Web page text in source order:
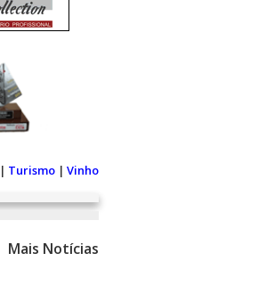
| Turismo | Vinho
Mais Notícias